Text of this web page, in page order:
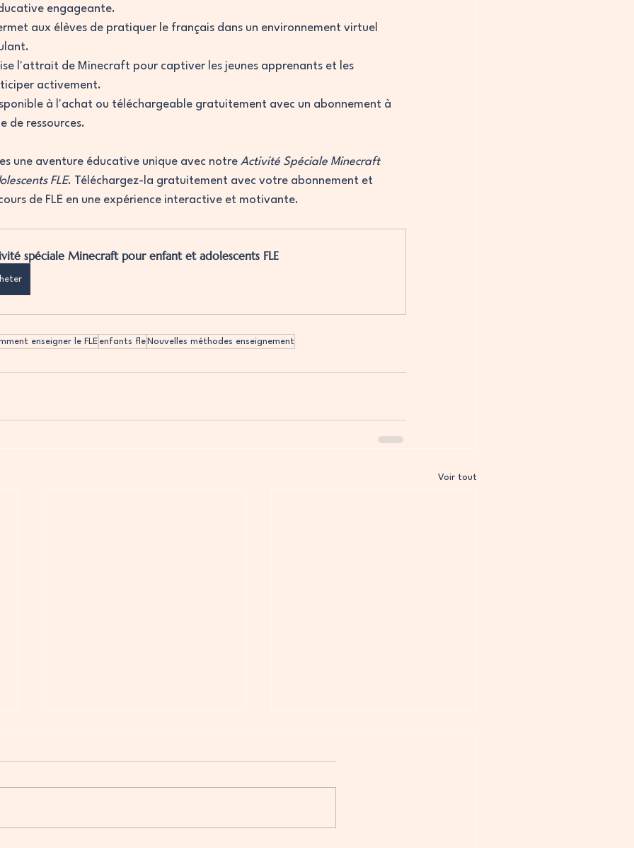
engageante.
aux élèves de pratiquer le français dans un environnement virtuel
l'attrait de Minecraft pour captiver les jeunes apprenants et les
activement.
à l'achat ou téléchargeable gratuitement avec un abonnement à
de ressources.
une aventure éducative unique avec notre Activité Spéciale Minecraft
FLE. Téléchargez-la gratuitement avec votre abonnement et
de FLE en une expérience interactive et motivante.
spéciale Minecraft pour enfant et adolescents FLE
enseigner le FLE enfants fle Nouvelles méthodes enseignement
Voir tout